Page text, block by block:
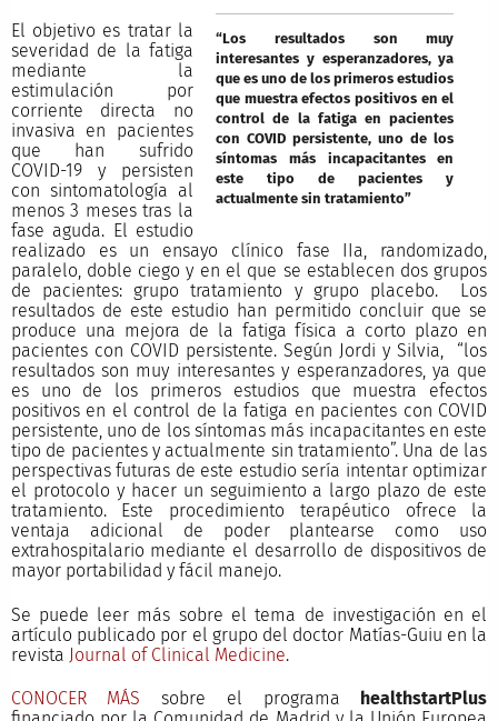
“Los resultados son muy
interesantes y esperanzadores, ya
que es uno de los primeros estudios
que muestra efectos positivos en el
control de la fatiga en pacientes
con COVID persistente, uno de los
síntomas más incapacitantes en
este tipo de pacientes y
actualmente sin tratamiento”
El objetivo es tratar la
severidad de la fatiga
mediante la
estimulación por
corriente directa no
invasiva en pacientes
que han sufrido
COVID-19 y persisten
con sintomatología al
menos 3 meses tras la
fase aguda. El estudio
realizado es un ensayo clínico fase IIa, randomizado,
paralelo, doble ciego y en el que se establecen dos grupos
de pacientes: grupo tratamiento y grupo placebo. Los
resultados de este estudio han permitido concluir que se
produce una mejora de la fatiga física a corto plazo en
pacientes con COVID persistente. Según Jordi y Silvia, “los
resultados son muy interesantes y esperanzadores, ya que
es uno de los primeros estudios que muestra efectos
positivos en el control de la fatiga en pacientes con COVID
persistente, uno de los síntomas más incapacitantes en este
tipo de pacientes y actualmente sin tratamiento”. Una de las
perspectivas futuras de este estudio sería intentar optimizar
el protocolo y hacer un seguimiento a largo plazo de este
tratamiento. Este procedimiento terapéutico ofrece la
ventaja adicional de poder plantearse como uso
extrahospitalario mediante el desarrollo de dispositivos de
mayor portabilidad y fácil manejo.
Se puede leer más sobre el tema de investigación en el
artículo publicado por el grupo del doctor Matías-Guiu en la
revista Journal of Clinical Medicine.
CONOCER MÁS sobre el programa healthstartPlus